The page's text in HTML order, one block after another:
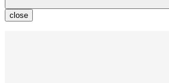
close